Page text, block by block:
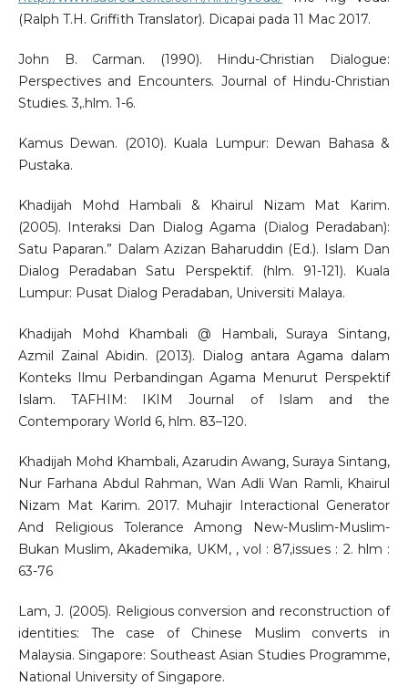
(Ralph T.H. Griffith Translator). Dicapai pada 11 Mac 2017.
John B. Carman. (1990). Hindu-Christian Dialogue:
Perspectives and Encounters. Journal of Hindu-Christian
Studies. 3,.hlm. 1-6.
Kamus Dewan. (2010). Kuala Lumpur: Dewan Bahasa &
Pustaka.
Khadijah Mohd Hambali & Khairul Nizam Mat Karim.
(2005). Interaksi Dan Dialog Agama (Dialog Peradaban):
Satu Paparan.” Dalam Azizan Baharuddin (Ed.). Islam Dan
Dialog Peradaban Satu Perspektif. (hlm. 91-121). Kuala
Lumpur: Pusat Dialog Peradaban, Universiti Malaya.
Khadijah Mohd Khambali @ Hambali, Suraya Sintang,
Azmil Zainal Abidin. (2013). Dialog antara Agama dalam
Konteks Ilmu Perbandingan Agama Menurut Perspektif
Islam. TAFHIM: IKIM Journal of Islam and the
Contemporary World 6, hlm. 83–120.
Khadijah Mohd Khambali, Azarudin Awang, Suraya Sintang,
Nur Farhana Abdul Rahman, Wan Adli Wan Ramli, Khairul
Nizam Mat Karim. 2017. Muhajir Interactional Generator
And Religious Tolerance Among New-Muslim-Muslim-
Bukan Muslim, Akademika, UKM, , vol : 87,issues : 2. hlm :
63-76
Lam, J. (2005). Religious conversion and reconstruction of
identities: The case of Chinese Muslim converts in
Malaysia. Singapore: Southeast Asian Studies Programme,
National University of Singapore.